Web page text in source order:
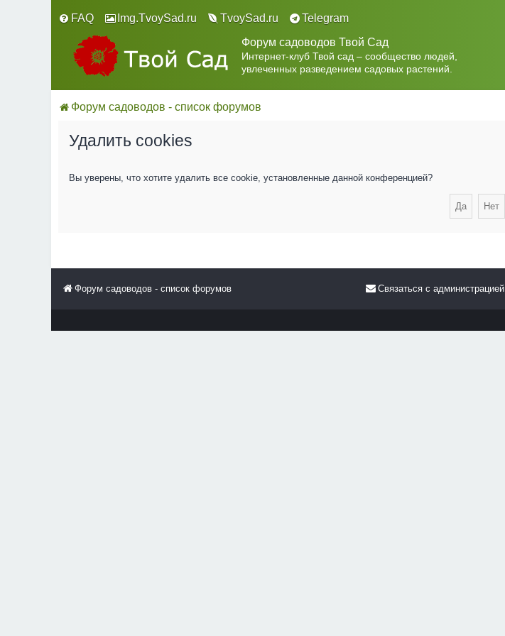
FAQ Img.TvoySad.ru TvoySad.ru
Telegram
Форум садоводов Твой Сад
Интернет-клуб Твой сад – сообщество людей,
увлеченных разведением садовых растений.
Форум садоводов - список форумов
Удалить cookies
Вы уверены, что хотите удалить все cookie, установленные данной конференцией?
Форум садоводов - список форумов Связаться с администрацией